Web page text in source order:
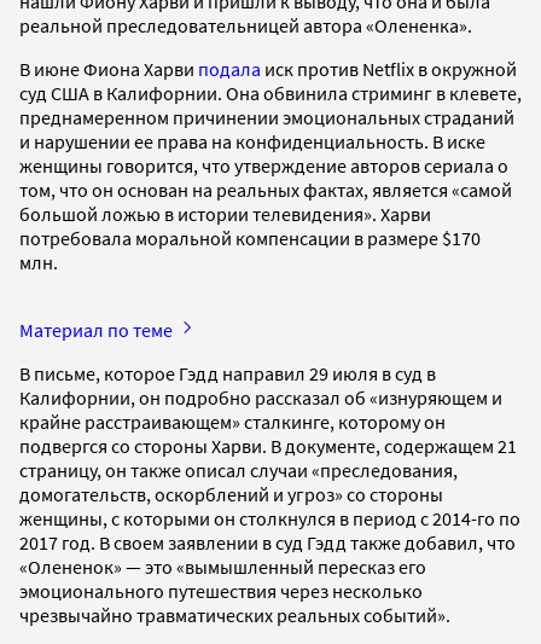
реальной преследовательницей автора «Олененка».
В июне Фиона Харви подала иск против Netflix в окружной
суд США в Калифорнии. Она обвинила стриминг в клевете,
преднамеренном причинении эмоциональных страданий
и нарушении ее права на конфиденциальность. В иске
женщины говорится, что утверждение авторов сериала о
том, что он основан на реальных фактах, является «самой
большой ложью в истории телевидения». Харви
потребовала моральной компенсации в размере $170
млн.
Материал по теме
В письме, которое Гэдд направил 29 июля в суд в
Калифорнии, он подробно рассказал об «изнуряющем и
крайне расстраивающем» сталкинге, которому он
подвергся со стороны Харви. В документе, содержащем 21
страницу, он также описал случаи «преследования,
домогательств, оскорблений и угроз» со стороны
женщины, с которыми он столкнулся в период с 2014-го по
2017 год. В своем заявлении в суд Гэдд также добавил, что
«Олененок» — это «вымышленный пересказ его
эмоционального путешествия через несколько
чрезвычайно травматических реальных событий».